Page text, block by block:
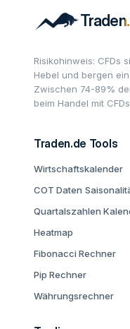
Risikohinweis: CFDs
Hebel und bergen
Zwischen 74-89%
beim Handel mit
Traden.de Tools
Wirtschaftskalender
COT Daten
Quartalszahlen
Heatmap
Fibonacci Rechner
Pip Rechner
Währungsrechner